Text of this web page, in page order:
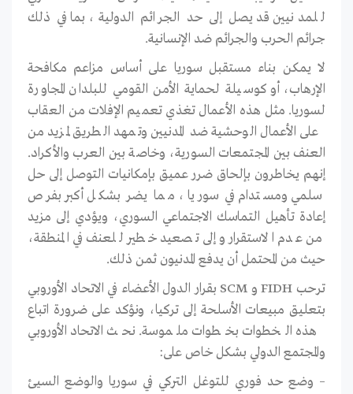
للمدنيين قد يصل إلى حد الجرائم الدولية، بما في ذلك
جرائم الحرب والجرائم ضد الإنسانية.
لا يمكن بناء مستقبل سوريا على أساس مزاعم مكافحة
الإرهاب، أو كوسيلة لحماية الأمن القومي للبلدان المجاورة
لسوريا. مثل هذه الأعمال تغذي تعميم الإفلات من العقاب
على الأعمال الوحشية ضد المدنيين وتمهد الطريق لمزيد من
العنف بين المجتمعات السورية، وخاصة بين العرب والأكراد.
إنهم يخاطرون بإلحاق ضرر عميق بإمكانيات التوصل إلى حل
سلمي ومستدام في سوريا ، مما يضر بشكل أكبر بفرص
إعادة تأهيل التماسك الاجتماعي السوري، ويؤدي إلى مزيد
من عدم الاستقرار وإلى تصعيد خطير للعنف في المنطقة،
حيث من المحتمل أن يدفع المدنيون ثمن ذلك.
ترحب FIDH و SCM بقرار الدول الأعضاء في الاتحاد الأوروبي
بتعليق مبيعات الأسلحة إلى تركيا، ونؤكد على ضرورة اتباع
هذه الخطوات بخطوات ملموسة. نحث الاتحاد الأوروبي
والمجتمع الدولي بشكل خاص على:
– وضع حد فوري للتوغل التركي في سوريا والوضع السيئ